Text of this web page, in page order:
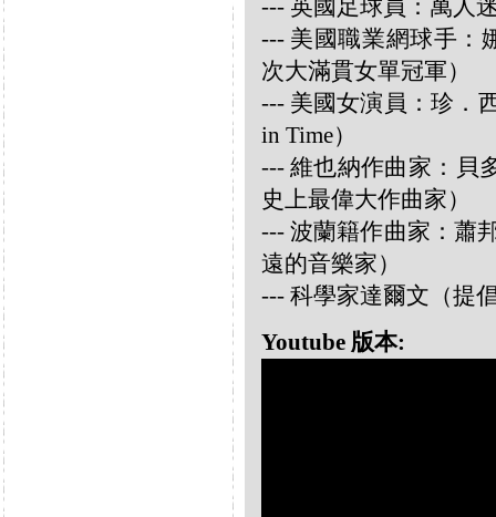
--- 英國足球員：萬人
--- 美國職業網球手：
次大滿貫女單冠軍）
--- 美國女演員：珍．
in Time）
--- 維也納作曲家：貝
史上最偉大作曲家）
--- 波蘭籍作曲家：蕭
遠的音樂家）
--- 科學家達爾文（提
Youtube 版本: